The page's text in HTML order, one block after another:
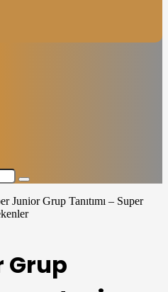
Ara
Junior Grup Tanıtımı – Super
Grup